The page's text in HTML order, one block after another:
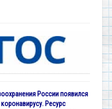
России появился
Ресурс